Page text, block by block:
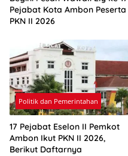
Pejabat Kota Ambon Peserta
PKN II 2026
Politik dan Pemerintahan
17 Pejabat Eselon II Pemkot
Ambon Ikut PKN II 2026,
Berikut Daftarnya